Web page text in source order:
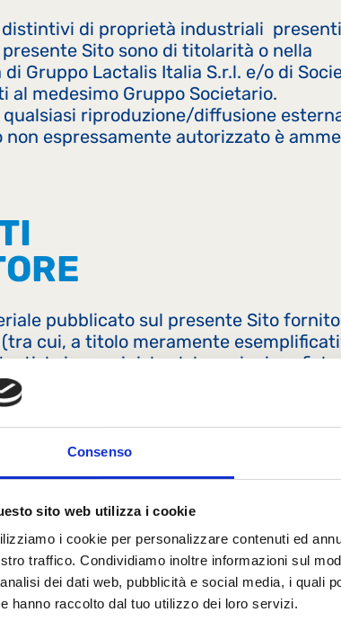
Consenso
sito web utilizza i cookie
i cookie per personalizzare contenuti ed
traffico. Condividiamo inoltre informazioni sul
dei dati web, pubblicità e social media, i quali
hanno raccolto dal tuo utilizzo dei loro servizi.
di proprietà industriali
Sito sono di titolarità o nella
Gruppo Lactalis Italia S.r.l. e/o di
al medesimo Gruppo Societario.
qualsiasi riproduzione/diffusione
espressamente autorizzato è
pubblicato sul presente Sito
cui, a titolo meramente
le immagini, le elaborazioni
nonché il modo in cui i contenuti
di esclusiva proprietà o nella
Italia S.r.l. e sono protetti dalle
intellettuale e industriale.
DEL